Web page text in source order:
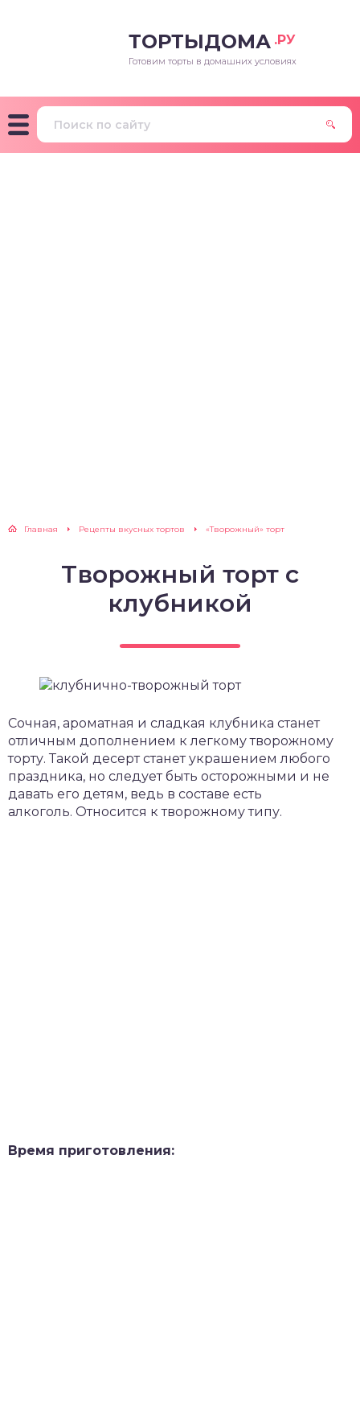
ТОРТЫДОМА .РУ
Готовим торты в домашних условиях
Главная Рецепты вкусных тортов «Творожный» торт
Творожный торт с
клубникой
Сочная, ароматная и сладкая клубника станет
отличным дополнением к легкому творожному
торту. Такой десерт станет украшением любого
праздника, но следует быть осторожными и не
давать его детям, ведь в составе есть
алкоголь. Относится к творожному типу.
Время приготовления: